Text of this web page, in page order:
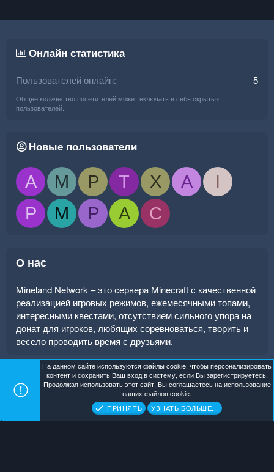
Онлайн статистика
Пользователей онлайн 5
Общее количество посетителей может включать в себя скрытых
пользователей.
Новые пользователи
A M P T X A
I
P
M P A C
О нас
Mineland Network – это сервера Minecraft с качественной
реализацией игровых режимов, ежемесячными топами,
интересными квестами, отсутствием сильного упора на
донат для игроков, любящих соревноваться, творить и
весело проводить время с друзьями.
Mineland Dark Помощь Главная
R
S
S
Mineland Network . All Rights Reserved.
На данном сайте используются файлы cookie, чтобы персонализировать
контент и сохранить Ваш вход в систему, если Вы зарегистрируетесь.
Продолжая использовать этот сайт, Вы соглашаетесь на использование
наших файлов cookie.
ПРИНЯТЬ
УЗНАТЬ БОЛЬШЕ...